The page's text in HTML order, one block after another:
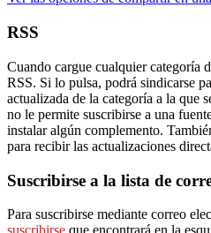
RSS
Cuando cargue cualquier categoría
RSS. Si lo pulsa, podrá sindicarse
actualizada de la categoría a la que
no le permite suscribirse a una
instalar algún complemento.
para recibir las actualizaciones
Suscribirse a la lista de
Para suscribirse mediante correo